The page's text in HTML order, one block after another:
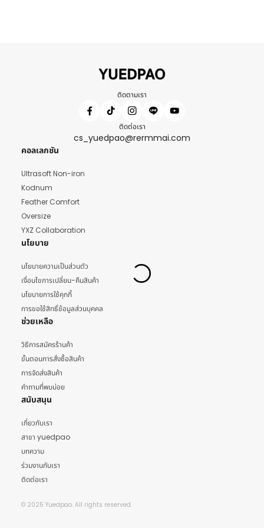
ติดตามเรา
ติดต่อเรา
cs_yuedpao@rermmai.com
คอลเลกชัน
Ultrasoft Non-iron
Kodnum
Feather Comfort
Oversize
YXZ Collaboration
นโยบาย
นโยบายความเป็นส่วนตัว
เงื่อนไขการเปลี่ยน-คืนสินค้า
นโยบายการใช้คุกกี้
การขอใช้สิทธิ์ข้อมูลส่วนบุคคล
ช่วยเหลือ
วิธีการสมัครร้านค้า
ขั้นตอนการสั่งซื้อสินค้า
การจัดส่งสินค้า
คำถามที่พบบ่อย
สนับสนุน
เกี่ยวกับเรา
สาขา yuedpao
บทความ
ร่วมงานกับเรา
ติดต่อเรา
© 2025 Yuedpao. All rights reserved.